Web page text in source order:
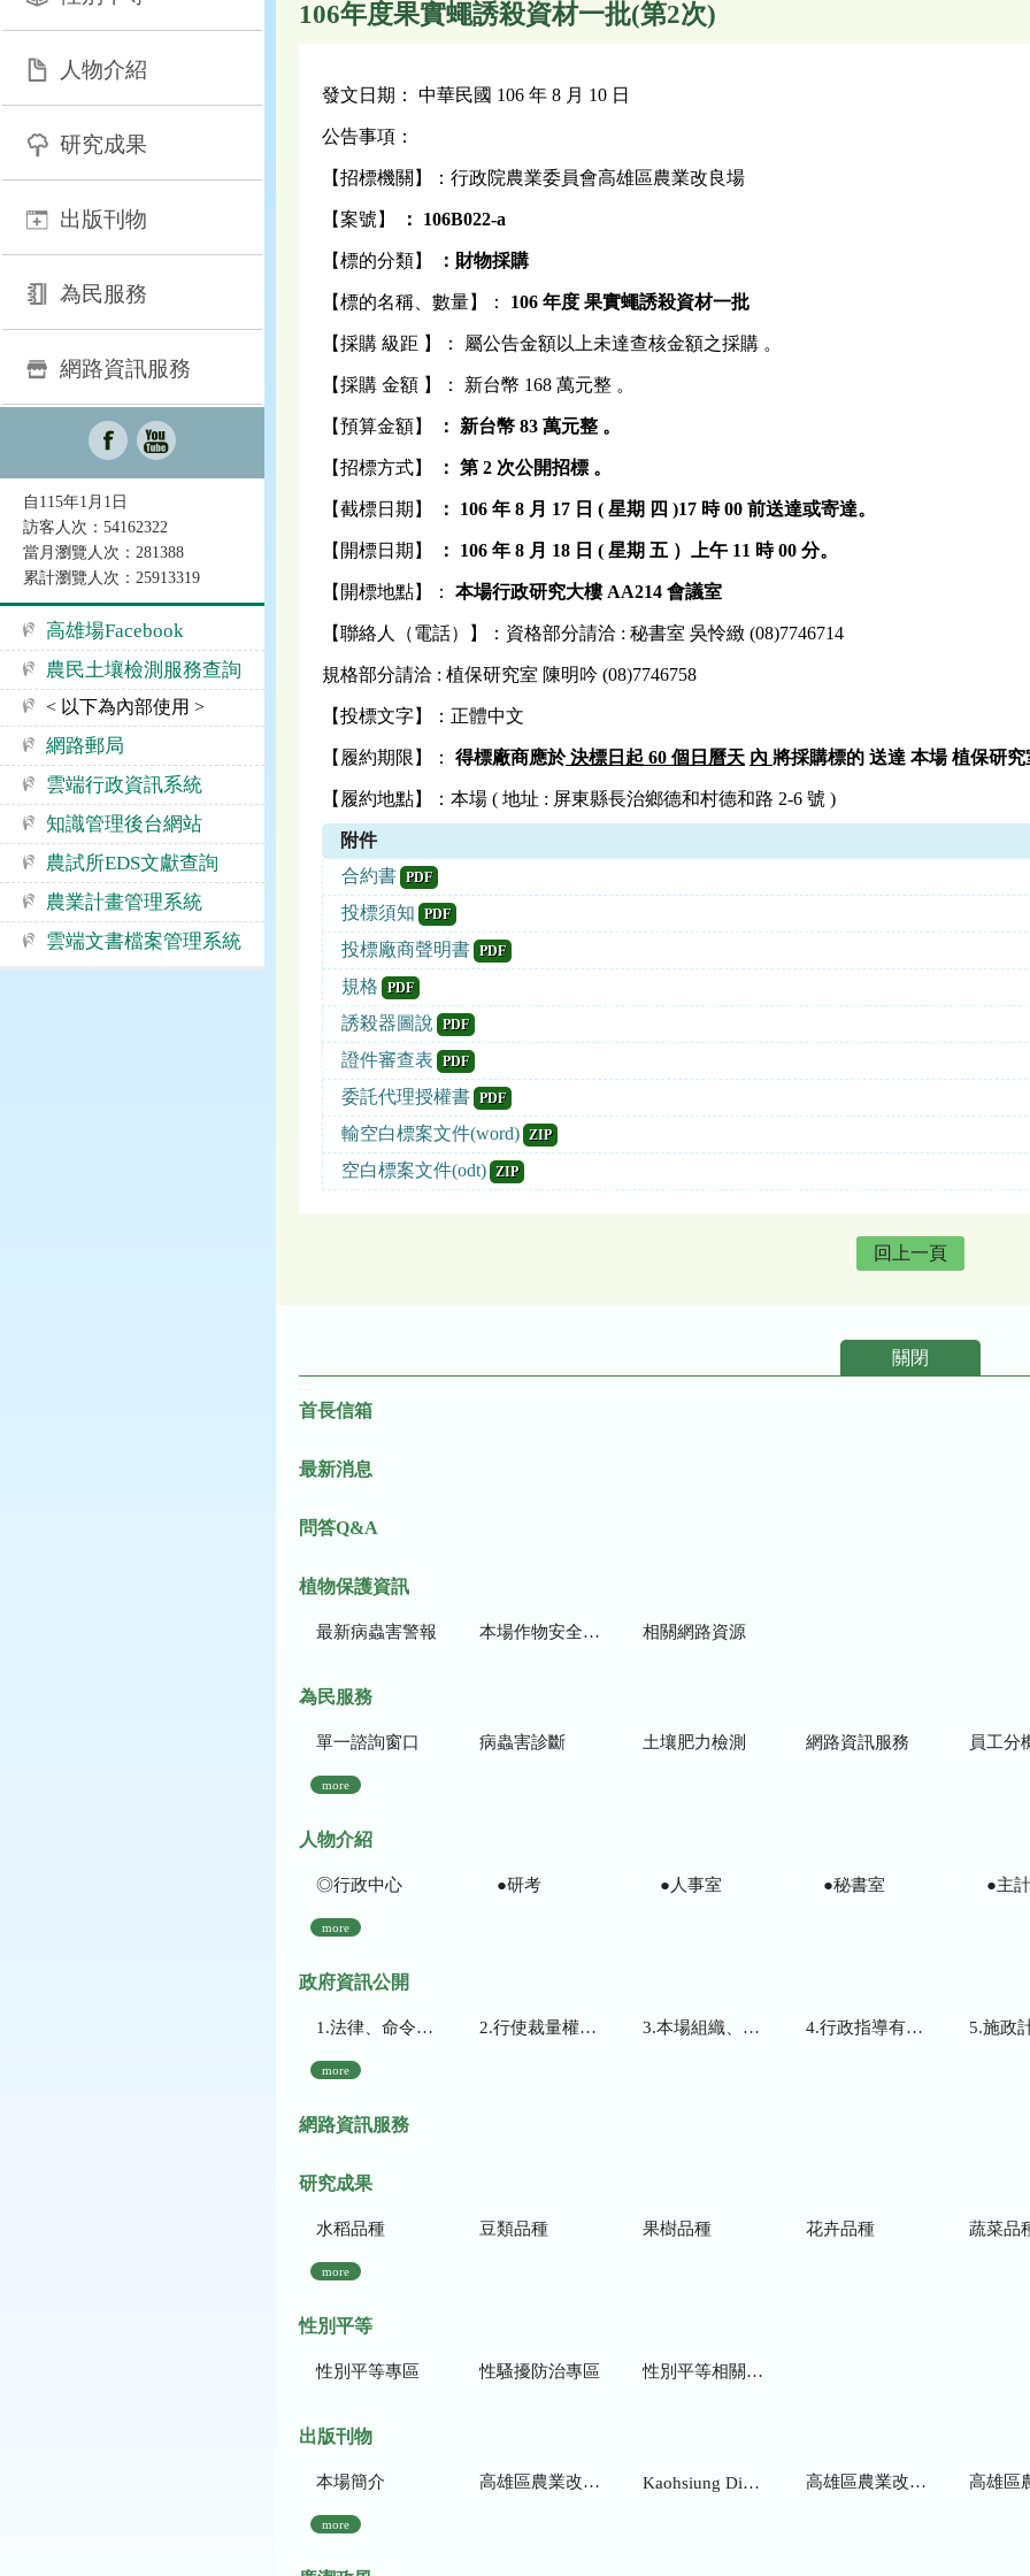
人物介紹
研究成果
出版刊物
為民服務
網路資訊服務
自115年1月1日
訪客人次：54162322
當月瀏覽人次：281388
累計瀏覽人次：25913319
高雄場Facebook
農民土壤檢測服務查詢
< 以下為內部使用 >
網路郵局
雲端行政資訊系統
知識管理後台網站
農試所EDS文獻查詢
農業計畫管理系統
雲端文書檔案管理系統
106年度果實蠅誘殺資材一批(第2次)
發文日期： 中華民國 106 年 8 月 10 日
公告事項：
【招標機關】：行政院農業委員會高雄區農業改良場
【案號】 ： 106B022-a
【標的分類】 ：財物採購
【標的名稱、數量】： 106 年度 果實蠅誘殺資材一批
【採購 級距 】： 屬公告金額以上未達查核金額之採購 。
【採購 金額 】： 新台幣 168 萬元整 。
【預算金額】 ： 新台幣 83 萬元整 。
【招標方式】 ： 第 2 次公開招標 。
【截標日期】 ： 106 年 8 月 17 日 ( 星期 四 )17 時 00 前送達或寄達。
【開標日期】 ： 106 年 8 月 18 日 ( 星期 五 ）上午 11 時 00 分。
【開標地點】： 本場行政研究大樓 AA214 會議室
【聯絡人（電話）】：資格部分請洽 : 秘書室 吳怜緻 (08)7746714
規格部分請洽 : 植保研究室 陳明吟 (08)7746758
【投標文字】：正體中文
【履約期限】： 得標廠商應於決標日起 60 個日曆天 內 將採購標的 送達 本場植保研
【履約地點】：本場 ( 地址 : 屏東縣長治鄉德和村德和路 2-6 號 )
附件
合約書 PDF
投標須知 PDF
投標廠商聲明書 PDF
規格 PDF
誘殺器圖說 PDF
證件審查表 PDF
委託代理授權書 PDF
輸空白標案文件(word) ZIP
空白標案文件(odt) ZIP
回上一頁
關閉
首長信箱
最新消息
問答Q&A
植物保護資訊
最新病蟲害警報 本場作物安全用藥資訊 相關網路資源
為民服務
單一諮詢窗口 病蟲害診斷 土壤肥力檢測 網路資訊服務 員工分
more
人物介紹
◎行政中心 ●研考 ●人事室 ●秘書室 ●主
more
政府資訊公開
1.法律、命令、法規命令 2.行使裁量權而訂頒之解釋性規定及裁量基準 3.本場組織、職掌及聯絡資訊 4.行政指導有關文書 5.施政計畫、業務
more
網路資訊服務
研究成果
水稻品種 豆類品種 果樹品種 花卉品種 蔬菜品
more
性別平等
性別平等專區 性騷擾防治專區 性別平等相關網站
出版刊物
本場簡介 高雄區農業改良場研究彙報 Kaohsiung District Agricultural Research and Extension Station 高雄區農業改良場年報 高雄區
more